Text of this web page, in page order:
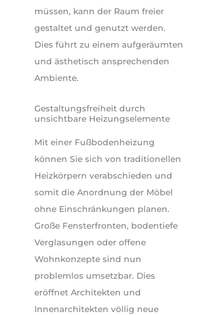
müssen, kann der Raum freier
gestaltet und genutzt werden.
Dies führt zu einem aufgeräumten
und ästhetisch ansprechenden
Ambiente.
Gestaltungsfreiheit durch
unsichtbare Heizungselemente
Mit einer Fußbodenheizung
können Sie sich von traditionellen
Heizkörpern verabschieden und
somit die Anordnung der Möbel
ohne Einschränkungen planen.
Große Fensterfronten, bodentiefe
Verglasungen oder offene
Wohnkonzepte sind nun
problemlos umsetzbar. Dies
eröffnet Architekten und
Innenarchitekten völlig neue